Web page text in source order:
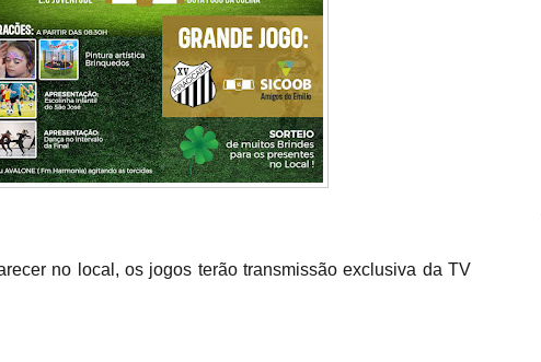
no local, os jogos terão transmissão exclusiva da TV